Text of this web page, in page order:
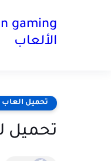
الألعاب
تحميل العاب
تحميل